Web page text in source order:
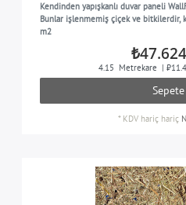
Kendinden yapışkanlı duvar paneli
Bunlar işlenmemiş çiçek ve bitkilerdir,
m2
4.15 Metrekare |
Sepete
* KDV hariç hariç